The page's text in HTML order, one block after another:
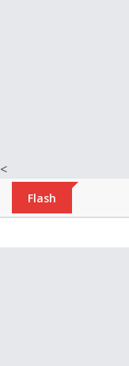
<
Flash